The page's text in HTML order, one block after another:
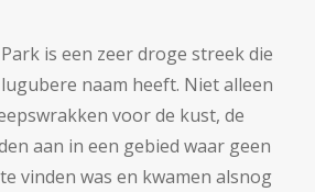
is een zeer droge streek die
naam heeft. Niet alleen
voor de kust, de
aan in een gebied waar geen
vinden was en kwamen alsnog